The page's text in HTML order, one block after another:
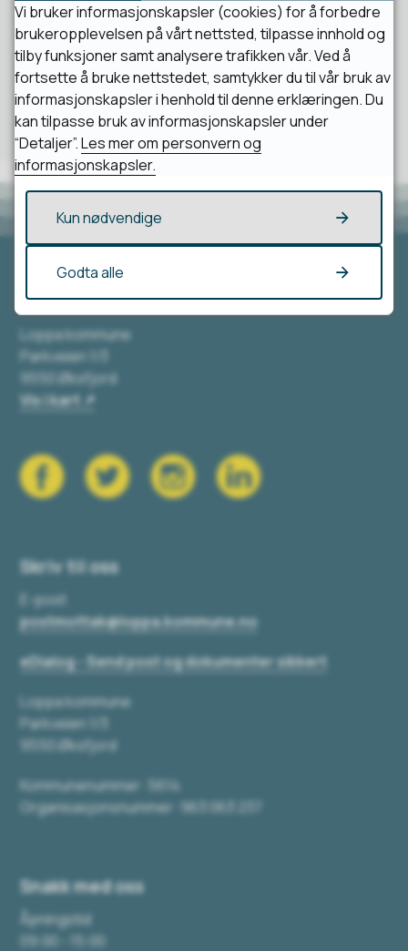
Ja Nei
Besøk oss
Loppa kommune
Parkveien 1/3
9550 Øksfjord
Vis i kart
Skriv til oss
E-post
postmottak@loppa.kommune.no
eDialog - Send post og dokumenter sikkert
Loppa kommune
Parkveien 1/3
9550 Øksfjord
Kommunenummer: 5614
Organisasjonsnummer: 963 063 237
Snakk med oss
Åpningstid
09:00 - 15:00
Vi bruker informasjonskapsler (cookies) for å forbedre
brukeropplevelsen på vårt nettsted, tilpasse innhold og
tilby funksjoner samt analysere trafikken vår. Ved å
fortsette å bruke nettstedet, samtykker du til vår bruk av
informasjonskapsler i henhold til denne erklæringen. Du
kan tilpasse bruk av informasjonskapsler under
“Detaljer”.Les mer om personvern og
informasjonskapsler.
Kun nødvendige
Godta alle